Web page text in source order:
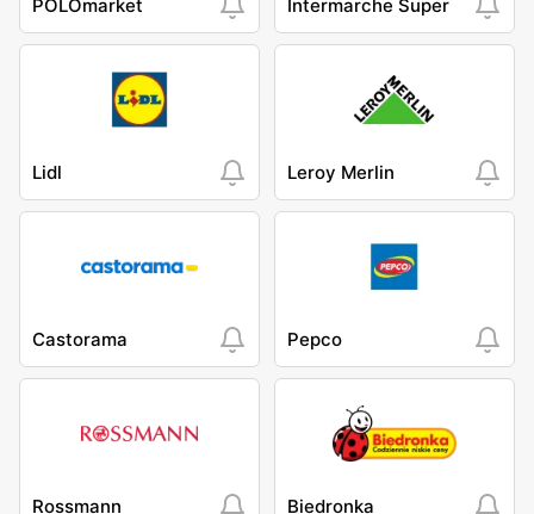
POLOmarket Intermarche Super
Lidl Leroy Merlin
Castorama Pepco
Rossmann Biedronka